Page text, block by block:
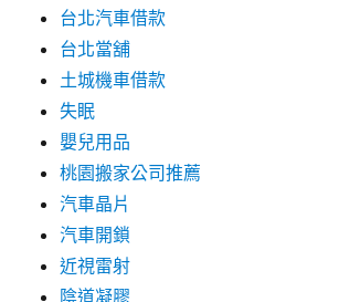
台北汽車借款
台北當舖
土城機車借款
失眠
嬰兒用品
桃園搬家公司推薦
汽車晶片
汽車開鎖
近視雷射
陰道凝膠